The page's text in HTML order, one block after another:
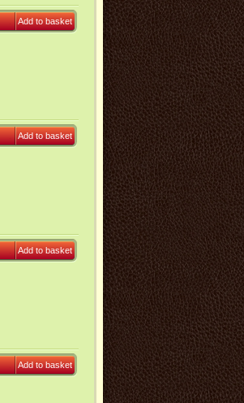
Add to basket
Add to basket
Add to basket
Add to basket